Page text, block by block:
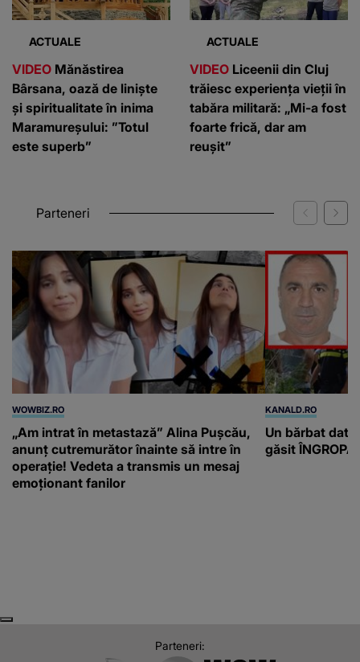
ACTUALE
VIDEO Mănăstirea
Bârsana, oază de liniște
și spiritualitate în inima
Maramureșului: ”Totul
este superb”
ACTUALE
VIDEO Liceenii din Cluj
trăiesc experiența vieții în
tabăra militară: „Mi-a fost
foarte frică, dar am
reușit”
Parteneri
WOWBIZ.RO
„Am intrat în metastază” Alina Pușcău,
anunț cutremurător înainte să intre în
operație! Vedeta a transmis un mesaj
emoționant fanilor
KANALD.RO
Un bărbat dat
găsit
Parteneri: